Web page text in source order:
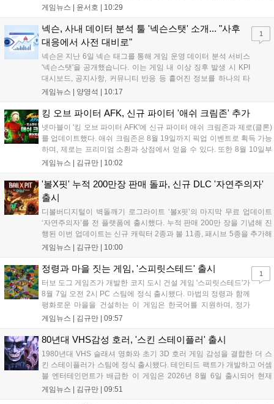
신규 서버 'world3'을 개설하고 신규 캐릭터 및 이벤트 스토리를 포함한
큐버스...
게임뉴스 | 윤서호 10:29
넥슨, 사내 데이터 분석 툴 '넥슨스탯' 소개... "사후
대응에서 사전 대비로"
넥슨은 지난 6일 넥슨 태그를 통해 게임 운영 데이터 분석 서비스
'넥슨스탯'을 공개했습니다. 이는 게임 내 이상 징후 발생 시 KPI
대시보드, 공지사항, 커뮤니티 반응 등 흩어진 정보를 하나의 타
임라인에 연결해 원인을 빠르게 파악하도록 돕는 관제 허브입니
중심의 운영 방식을 사전 대비 체계로 전환하며 데이터 기반의 효
율적인 의사결정을 지원하고 있습니다....
게임뉴스 | 양영석 10:17
1
킹 오브 파이터 AFK, 신규 파이터 '애쉬 크림존' 추가
넷마블이 '킹 오브 파이터 AFK'에 신규 파이터 애쉬 크림존과 제로(클론)
를 업데이트했다. 애쉬 크림존은 8월 19일까지 픽업 이벤트로 획득 가능
하며, 제로는 프리미엄 소환과 상점에서 얻을 수 있다. 또한 8월 10일부
터 14일까지 럭키 엘피 이벤트로 론을, 13일부터 26일까지 트로피칼 아
로 전략적 전투의 재미가 더욱 강화될 것으로 기대된다....
게임뉴스 | 김규만 10:02
'볼X핏' 누적 200만장 판매 돌파, 신규 DLC '자연주의자'
출시
디볼버디지털이 벽돌깨기 로그라이트 ‘볼x핏’의 마지막 무료 업데이트
‘자연주의자’를 전 플랫폼에 출시했다. 누적 판매 200만 장을 기념해 진
행된 이번 업데이트는 신규 캐릭터 2종과 볼 11종, 패시브 5종을 추가해
전략적 재미를 높였다. 게임은 PC와 콘솔, 모바일에서 한글판으로 즐길
라고 밝혀 향후 행보에 기대감을 모으고 있다. 상세 정보는 공식 홈페이
지에서 확인 가능하다....
게임뉴스 | 김규만 10:00
정령과 마을 짓는 게임, '스피릿스테드' 출시
터보 도그 게임즈가 개발한 코지 도시 건설 게임 '스피릿스테드'가
8월 7일 오전 2시 PC 스팀에 정식 출시됐다. 마법의 정령과 함께
평화로운 마을을 건설하는 이 게임은 한국어를 지원하며, 정가
10,700원에서 10% 할인된 9,630원에 판매된다. 플레이어는 어
고 정령을 활용해 공동체를 성장시킬 수 있다. 따뜻한 손그림 그
래픽이 특징이며, 부담 없이 즐길 수 있는 힐링 게임으로 기대를
모으고 있다....
게임뉴스 | 김규만 09:57
1
80년대 VHS감성 호러, '스킨 스테이플러' 출시
1980년대 VHS 슬래셔 영화와 초기 3D 호러 게임 감성을 결합한 더 스
킨 스테이플러가 스팀에 정식 출시됐다. 테인티드 팩트가 개발하고 어셈
블 엔터테인먼트가 배급한 이 게임은 2026년 8월 6일 출시되어 현재
15,000원에 판매 중이다. 캐리언 시티를 배경으로 연쇄살인 사건을 추적
게임뉴스 | 김규만 09:51